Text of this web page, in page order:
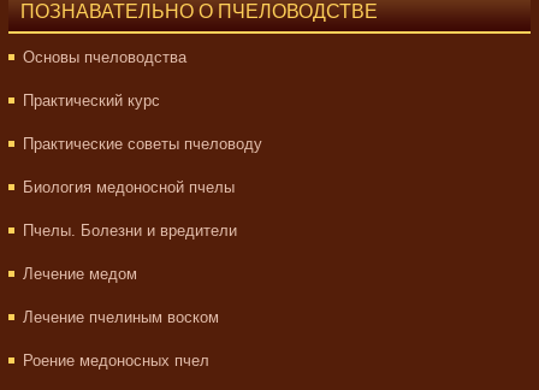
ПОЗНАВАТЕЛЬНО О ПЧЕЛОВОДСТВЕ
Основы пчеловодства
Практический курс
Практические советы пчеловоду
Биология медоносной пчелы
Пчелы. Болезни и вредители
Лечение медом
Лечение пчелиным воском
Роение медоносных пчел